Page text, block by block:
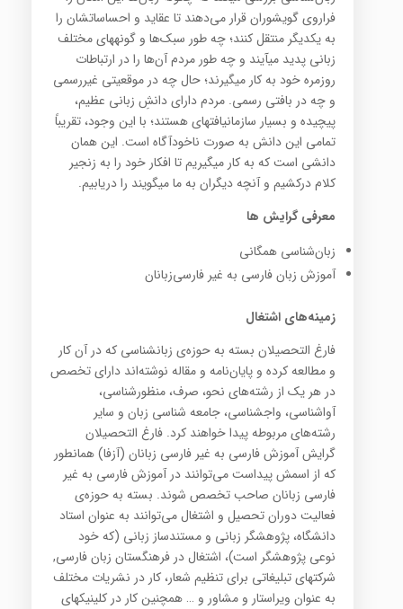
فراروی گویشوران قرار می‌دهند تا عقاید و احساساتشان را
به یکدیگر منتقل کنند؛ چه طور سبک‌ها و گونه­های مختلف
زبانی پدید می­آیند و چه طور مردم آن‌ها را در ارتباطات
روزمره خود به کار می­گیرند؛ حال چه در موقعیتی غیررسمی
و چه در بافتی رسمی. مردم دارای دانشِ زبانی عظیم،
پیچیده و بسیار سازمان­یافته­ای هستند؛ با این وجود، تقریباً
تمامی این دانش به صورت ناخودآگاه است. این همان
دانشی است که به کار می­گیریم تا افکار خود را به زنجیر
کلام د‌رکشیم و آنچه دیگران به ما می­گویند را دریابیم.
معرفی گرایش ها
زبان‌شناسی‌ همگانی
آموزش زبان فارسی به غیر فارسی‌زبانان
زمینه‌های اشتغال
فارغ التحصیلان بسته به حوزه‌ی زبانشناسی که در آن کار
و مطالعه کرده و پایان‌نامه و مقاله نوشته‌اند دارای تخصص
در هر یک از رشته‌های نحو، صرف، منظورشناسی،
آواشناسی، واجشناسی، جامعه شناسی زبان و سایر
رشته‌های مربوطه پیدا خواهند کرد. فارغ التحصیلان
گرایش آموزش فارسی به غیر فارسی زبانان (آزفا) همانطور
که از اسمش پیداست می‌توانند در آموزش فارسی به غیر
فارسی زبانان صاحب تخصص شوند. بسته به حوزه‌ی
فعالیت دوران تحصیل و اشتغال می‌توانند به عنوان استاد
دانشگاه، پژوهشگر زبانی و مستند‌ساز زبانی (که خود
نوعی پژوهشگر است)، اشتغال در فرهنگستان زبان فارسی,
شرکتهای تبلیغاتی برای تنظیم شعار، کار در نشریات مختلف
به عنوان ویراستار و مشاور و … همچنین کار در کلینیکهای